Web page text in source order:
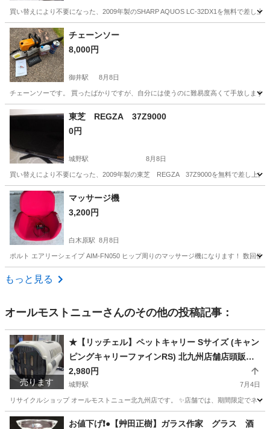
買い替えにより不要になった、2009年製のSHARP AQUOS LC-32DX1を無料で差し
福岡 北九州市 チェーンソー
8,000円
御井駅 8月8日
チェーンソーです。 買ったばかりですが、自分には使うのに難易度高くて手放しま
福岡 御井駅
東芝 REGZA 37Z9000
0円
城野駅 8月8日
買い替えにより不要になった、2009年製の東芝 REGZA 37Z9000を無料で差し上げ
福岡 北九州市 城野駅 テレビ
マッサージ機
3,200円
白木原駅 8月8日
ポルト エアリーシェイプ AIM-FN050 ヒップ周りのマッサージ機になります！ 数回
福岡 大野城市
もっと見る
オールモストニューさんのその他の投稿記事：
売ります
★【リッチェル】ペットキャリー Sサイズ (キャン
ピングキャリーファインRS) 北九州店舗店頭販売
のみ
2,980円
城野駅 7月4日
リサイクルショップ オールモストニュー北九州店です。 ✨️店舗では、期間限定でネ
福岡 北九州市 城野駅 その他 商品
お値下げ❗️●【艸田正樹】ガラス作家 グラス 酒